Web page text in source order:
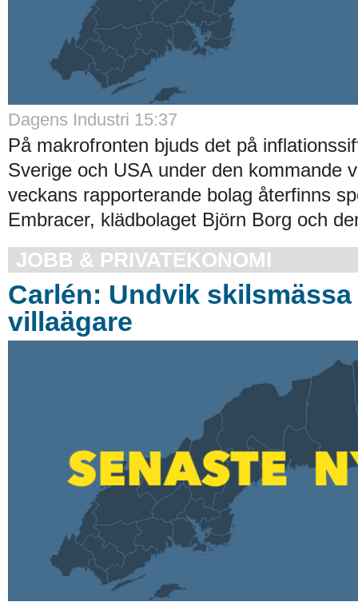
Dagens Industri 15:37
På makrofronten bjuds det på
Sverige och USA under den kommande
veckans rapporterande bolag återfinns
Embracer, klädbolaget Björn Borg och
JOBB & PRIVATEKONOMI
Carlén: Undvik
villaägare